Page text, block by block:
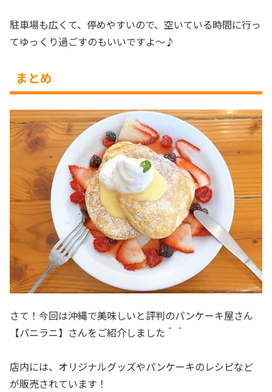
駐車場も広くて、停めやすいので、空いている時間に行っ
てゆっくり過ごすのもいいですよ～♪
まとめ
さて！今回は沖縄で美味しいと評判のパンケーキ屋さん
【パニラニ】さんをご紹介しました＾＾
店内には、オリジナルグッズやパンケーキのレシピなど
が販売されています！